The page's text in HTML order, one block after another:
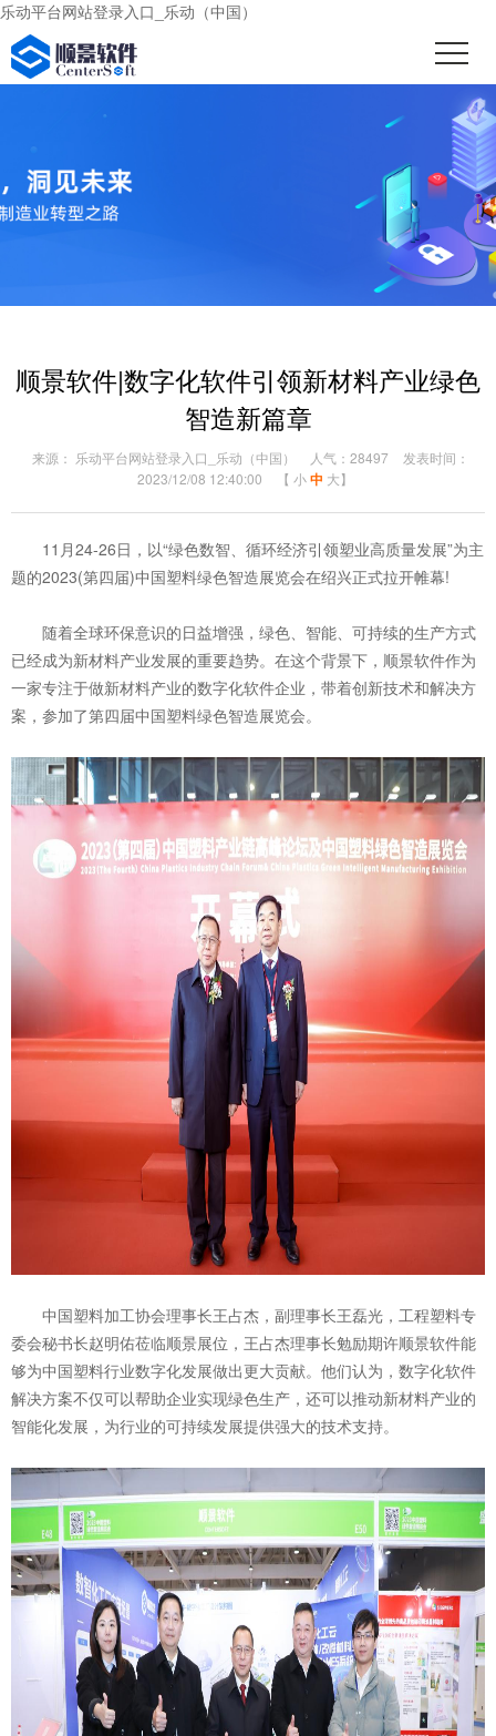
乐动平台网站登录入口_乐动（中国）
顺景软件|数字化软件引领新材料产业绿色
智造新篇章
来源： 乐动平台网站登录入口_乐动（中国） 人气：28497
发表时间：
2023/12/08 12:40:00
【 小中 大】
11月24-26日，以“绿色数智、循环经济引领塑业高质量发展”为主
题的2023(第四届)中国塑料绿色智造展览会在绍兴正式拉开帷幕!
随着全球环保意识的日益增强，绿色、智能、可持续的生产方式
已经成为新材料产业发展的重要趋势。在这个背景下，顺景软件作为
一家专注于做新材料产业的数字化软件企业，带着创新技术和解决方
案，参加了第四届中国塑料绿色智造展览会。
中国塑料加工协会理事长王占杰，副理事长王磊光，工程塑料专
委会秘书长赵明佑莅临顺景展位，王占杰理事长勉励期许顺景软件能
够为中国塑料行业数字化发展做出更大贡献。他们认为，数字化软件
解决方案不仅可以帮助企业实现绿色生产，还可以推动新材料产业的
智能化发展，为行业的可持续发展提供强大的技术支持。